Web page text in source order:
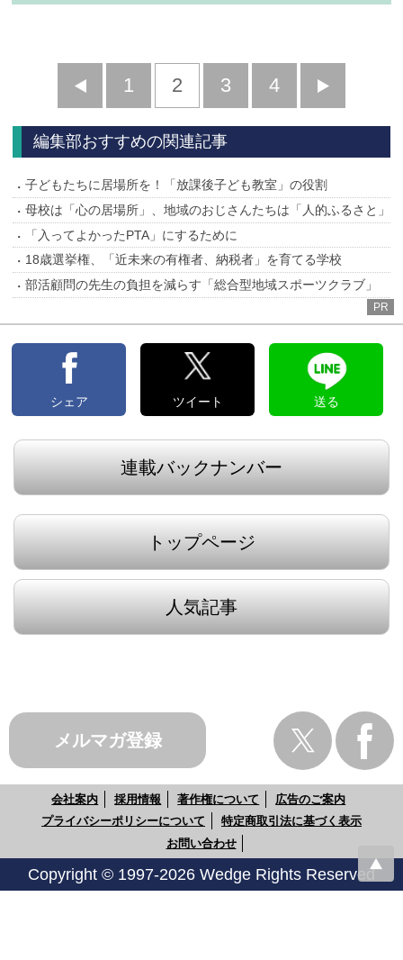
前
へ
1 2 3 4
へ
編集部おすすめの関連記事
子どもたちに居場所を！「放課後子ども教室」の役割
母校は「心の居場所」、地域のおじさんたちは「人的ふるさと」
「入ってよかったPTA」にするために
18歳選挙権、「近未来の有権者、納税者」を育てる学校
部活顧問の先生の負担を減らす「総合型地域スポーツクラブ」
PR
シェア ツイート 送る
連載バックナンバー
トップページ
人気記事
メルマガ登録
会社案内 採用情報 著作権について
広告のご案内
プライバシーポリシーについて
特定商取引法に基づく表示
お問い合わせ
Copyright © 1997-2026 Wedge Rights Reserved